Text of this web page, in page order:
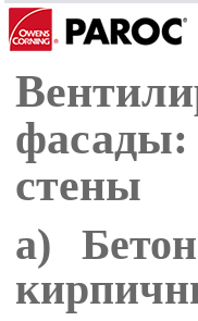
стены
a)